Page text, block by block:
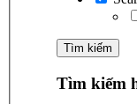
Tìm kiếm